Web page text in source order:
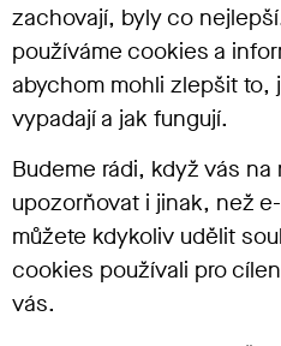
zachovají, byly co
používáme cookies a
abychom mohli zlepšit to,
vypadají a jak fungují.
Budeme rádi, když vás
upozorňovat i jinak, než
můžete kdykoliv udělit
cookies používali pro
vás.